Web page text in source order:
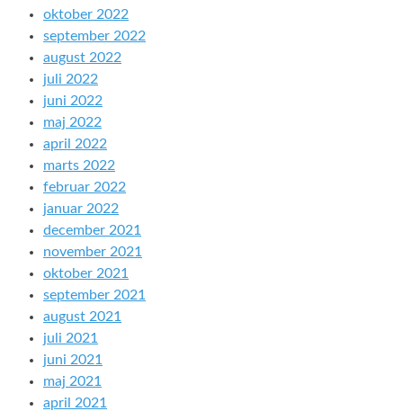
oktober 2022
september 2022
august 2022
juli 2022
juni 2022
maj 2022
april 2022
marts 2022
februar 2022
januar 2022
december 2021
november 2021
oktober 2021
september 2021
august 2021
juli 2021
juni 2021
maj 2021
april 2021